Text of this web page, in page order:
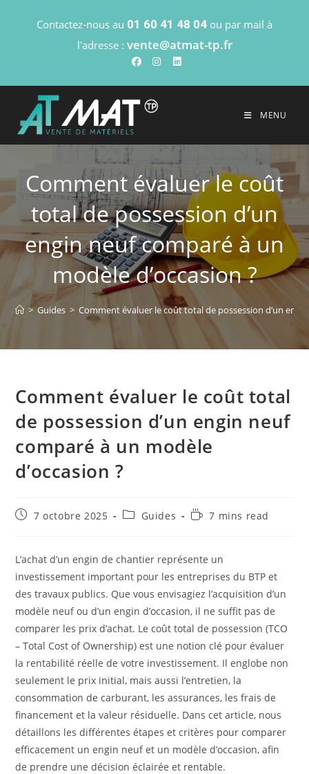
Contactez-nous au 01 60 41 48 04 ou par mail à
l'adresse : vente@atmat-tp.fr
MENU
Comment évaluer le coût
total de possession d’un
engin neuf comparé à un
modèle d’occasion ?
> Guides > Comment évaluer le coût total de possession d’un
Comment évaluer le coût total
de possession d’un engin neuf
comparé à un modèle
d’occasion ?
7 octobre 2025 Guides 7 mins read
L’achat d’un engin de chantier représente un
investissement important pour les entreprises du BTP et
des travaux publics. Que vous envisagiez l’acquisition d’un
modèle neuf ou d’un engin d’occasion, il ne suffit pas de
comparer les prix d’achat. Le coût total de possession (TCO
– Total Cost of Ownership) est une notion clé pour évaluer
la rentabilité réelle de votre investissement. Il englobe non
seulement le prix initial, mais aussi l’entretien, la
consommation de carburant, les assurances, les frais de
financement et la valeur résiduelle. Dans cet article, nous
détaillons les différentes étapes et critères pour comparer
efficacement un engin neuf et un modèle d’occasion, afin
de prendre une décision éclairée et rentable.